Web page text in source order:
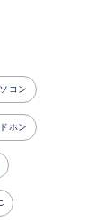
コン
ホン